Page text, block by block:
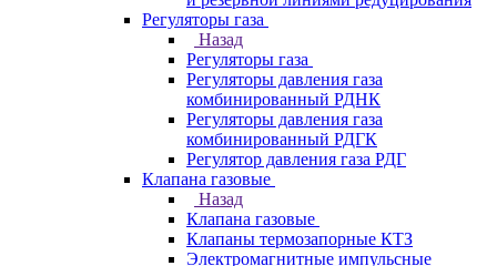
Регуляторы газа
Назад
Регуляторы газа
Регуляторы давления газа
комбинированный РДНК
Регуляторы давления газа
комбинированный РДГК
Регулятор давления газа РДГ
Клапана газовые
Назад
Клапана газовые
Клапаны термозапорные КТЗ
Электромагнитные импульсные